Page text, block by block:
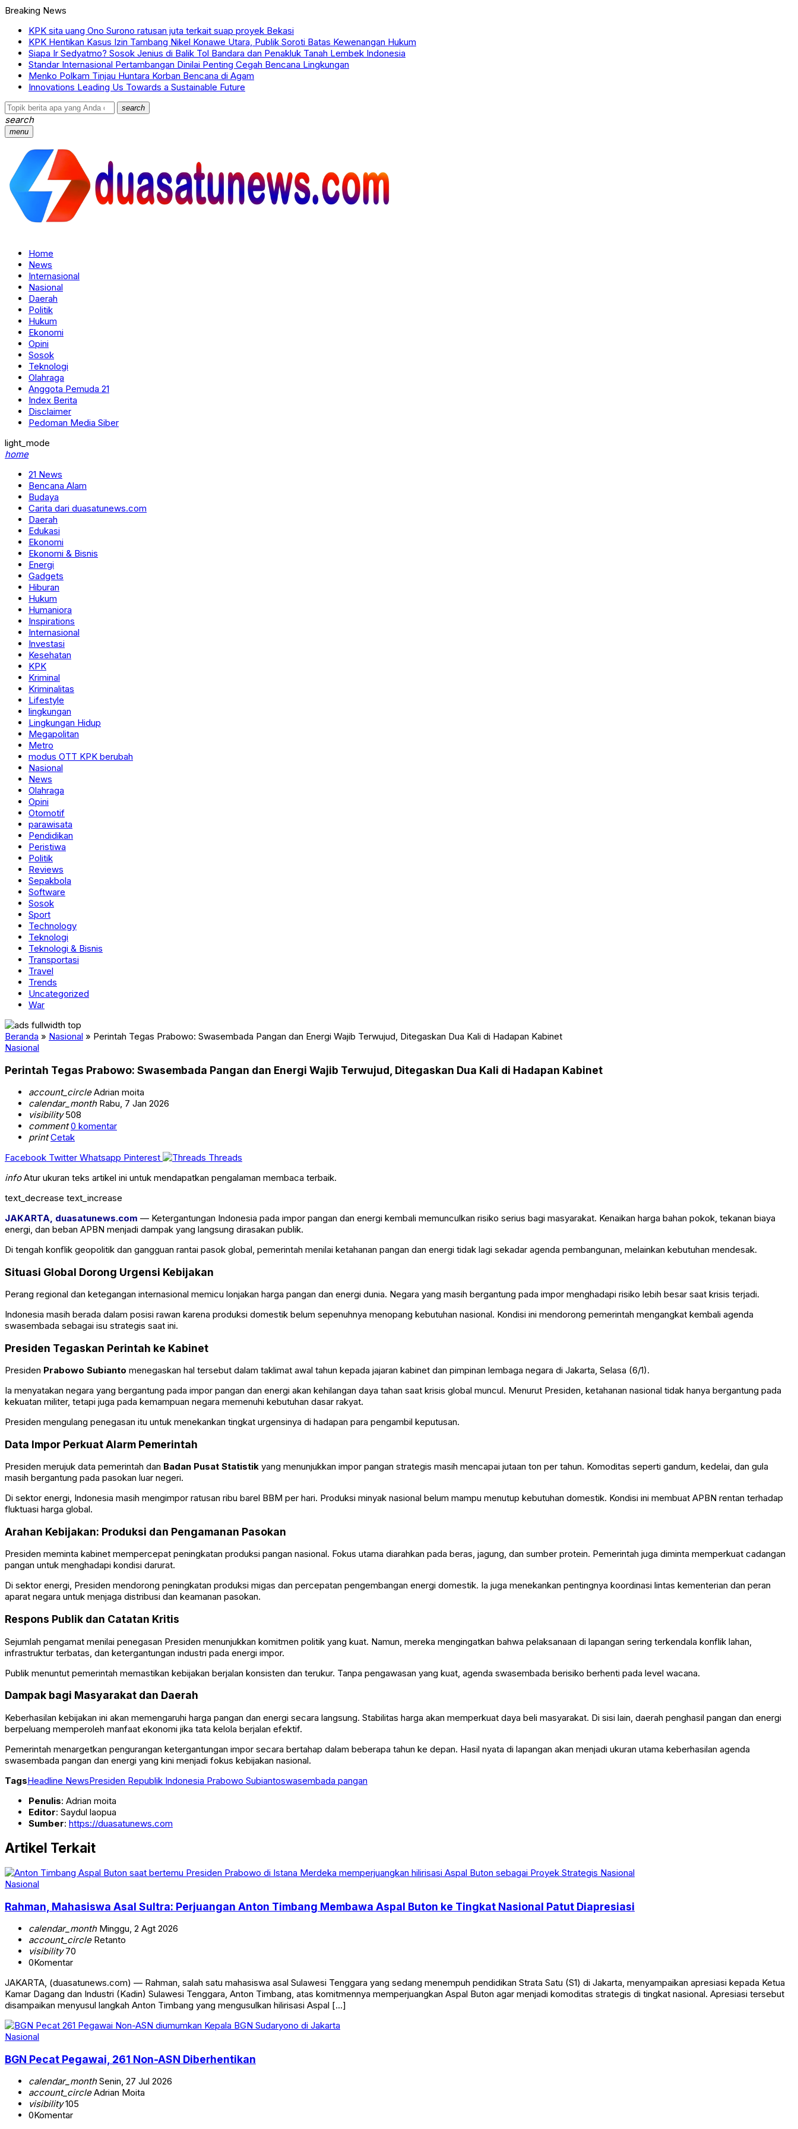
Breaking News
KPK sita uang Ono Surono ratusan juta terkait suap proyek Bekasi
KPK Hentikan Kasus Izin Tambang Nikel Konawe Utara, Publik Soroti Batas Kewenangan Hukum
Siapa Ir Sedyatmo? Sosok Jenius di Balik Tol Bandara dan Penakluk Tanah Lembek Indonesia
Standar Internasional Pertambangan Dinilai Penting Cegah Bencana Lingkungan
Menko Polkam Tinjau Huntara Korban Bencana di Agam
Innovations Leading Us Towards a Sustainable Future
search
search
menu
Home
News
Internasional
Nasional
Daerah
Politik
Hukum
Ekonomi
Opini
Sosok
Teknologi
Olahraga
Anggota Pemuda 21
Index Berita
Disclaimer
Pedoman Media Siber
light_mode
home
21 News
Bencana Alam
Budaya
Carita dari duasatunews.com
Daerah
Edukasi
Ekonomi
Ekonomi & Bisnis
Energi
Gadgets
Hiburan
Hukum
Humaniora
Inspirations
Internasional
Investasi
Kesehatan
KPK
Kriminal
Kriminalitas
Lifestyle
lingkungan
Lingkungan Hidup
Megapolitan
Metro
modus OTT KPK berubah
Nasional
News
Olahraga
Opini
Otomotif
parawisata
Pendidikan
Peristiwa
Politik
Reviews
Sepakbola
Software
Sosok
Sport
Technology
Teknologi
Teknologi & Bisnis
Transportasi
Travel
Trends
Uncategorized
War
Beranda » Nasional » Perintah Tegas Prabowo: Swasembada Pangan dan Energi Wajib Terwujud, Ditegaskan Dua Kali di Hadapan Kabinet
Nasional
Perintah Tegas Prabowo: Swasembada Pangan dan Energi Wajib Terwujud, Ditegaskan Dua Kali di Hadapan Kabinet
account_circleAdrian moita
calendar_monthRabu, 7 Jan 2026
visibility508
comment 0 komentar
print Cetak
Facebook Twitter Whatsapp Pinterest
Threads
infoAtur ukuran teks artikel ini untuk mendapatkan pengalaman membaca terbaik.
text_decrease text_increase
JAKARTA, duasatunews.com — Ketergantungan Indonesia pada impor pangan dan energi kembali memunculkan risiko serius bagi masyarakat. Kenaikan harga bahan pokok, tekanan biaya
energi, dan beban APBN menjadi dampak yang langsung dirasakan publik.
Di tengah konflik geopolitik dan gangguan rantai pasok global, pemerintah menilai ketahanan pangan dan energi tidak lagi sekadar agenda pembangunan, melainkan kebutuhan mendesak.
Situasi Global Dorong Urgensi Kebijakan
Perang regional dan ketegangan internasional memicu lonjakan harga pangan dan energi dunia. Negara yang masih bergantung pada impor menghadapi risiko lebih besar saat krisis terjadi.
Indonesia masih berada dalam posisi rawan karena produksi domestik belum sepenuhnya menopang kebutuhan nasional. Kondisi ini mendorong pemerintah mengangkat kembali agenda
swasembada sebagai isu strategis saat ini.
Presiden Tegaskan Perintah ke Kabinet
Presiden Prabowo Subianto menegaskan hal tersebut dalam taklimat awal tahun kepada jajaran kabinet dan pimpinan lembaga negara di Jakarta, Selasa (6/1).
Ia menyatakan negara yang bergantung pada impor pangan dan energi akan kehilangan daya tahan saat krisis global muncul. Menurut Presiden, ketahanan nasional tidak hanya bergantung pada
kekuatan militer, tetapi juga pada kemampuan negara memenuhi kebutuhan dasar rakyat.
Presiden mengulang penegasan itu untuk menekankan tingkat urgensinya di hadapan para pengambil keputusan.
Data Impor Perkuat Alarm Pemerintah
Presiden merujuk data pemerintah dan Badan Pusat Statistik yang menunjukkan impor pangan strategis masih mencapai jutaan ton per tahun. Komoditas seperti gandum, kedelai, dan gula
masih bergantung pada pasokan luar negeri.
Di sektor energi, Indonesia masih mengimpor ratusan ribu barel BBM per hari. Produksi minyak nasional belum mampu menutup kebutuhan domestik. Kondisi ini membuat APBN rentan terhadap
fluktuasi harga global.
Arahan Kebijakan: Produksi dan Pengamanan Pasokan
Presiden meminta kabinet mempercepat peningkatan produksi pangan nasional. Fokus utama diarahkan pada beras, jagung, dan sumber protein. Pemerintah juga diminta memperkuat cadangan
pangan untuk menghadapi kondisi darurat.
Di sektor energi, Presiden mendorong peningkatan produksi migas dan percepatan pengembangan energi domestik. Ia juga menekankan pentingnya koordinasi lintas kementerian dan peran
aparat negara untuk menjaga distribusi dan keamanan pasokan.
Respons Publik dan Catatan Kritis
Sejumlah pengamat menilai penegasan Presiden menunjukkan komitmen politik yang kuat. Namun, mereka mengingatkan bahwa pelaksanaan di lapangan sering terkendala konflik lahan,
infrastruktur terbatas, dan ketergantungan industri pada energi impor.
Publik menuntut pemerintah memastikan kebijakan berjalan konsisten dan terukur. Tanpa pengawasan yang kuat, agenda swasembada berisiko berhenti pada level wacana.
Dampak bagi Masyarakat dan Daerah
Keberhasilan kebijakan ini akan memengaruhi harga pangan dan energi secara langsung. Stabilitas harga akan memperkuat daya beli masyarakat. Di sisi lain, daerah penghasil pangan dan energi
berpeluang memperoleh manfaat ekonomi jika tata kelola berjalan efektif.
Pemerintah menargetkan pengurangan ketergantungan impor secara bertahap dalam beberapa tahun ke depan. Hasil nyata di lapangan akan menjadi ukuran utama keberhasilan agenda
swasembada pangan dan energi yang kini menjadi fokus kebijakan nasional.
TagsHeadline NewsPresiden Republik Indonesia Prabowo Subiantoswasembada pangan
Penulis: Adrian moita
Editor: Saydul laopua
Sumber: https://duasatunews.com
Artikel Terkait
Nasional
Rahman, Mahasiswa Asal Sultra: Perjuangan Anton Timbang Membawa Aspal Buton ke Tingkat Nasional Patut Diapresiasi
calendar_monthMinggu, 2 Agt 2026
account_circleRetanto
visibility70
0Komentar
JAKARTA, (duasatunews.com) — Rahman, salah satu mahasiswa asal Sulawesi Tenggara yang sedang menempuh pendidikan Strata Satu (S1) di Jakarta, menyampaikan apresiasi kepada Ketua
Kamar Dagang dan Industri (Kadin) Sulawesi Tenggara, Anton Timbang, atas komitmennya memperjuangkan Aspal Buton agar menjadi komoditas strategis di tingkat nasional. Apresiasi tersebut
disampaikan menyusul langkah Anton Timbang yang mengusulkan hilirisasi Aspal […]
Nasional
BGN Pecat Pegawai, 261 Non-ASN Diberhentikan
calendar_monthSenin, 27 Jul 2026
account_circleAdrian Moita
visibility105
0Komentar